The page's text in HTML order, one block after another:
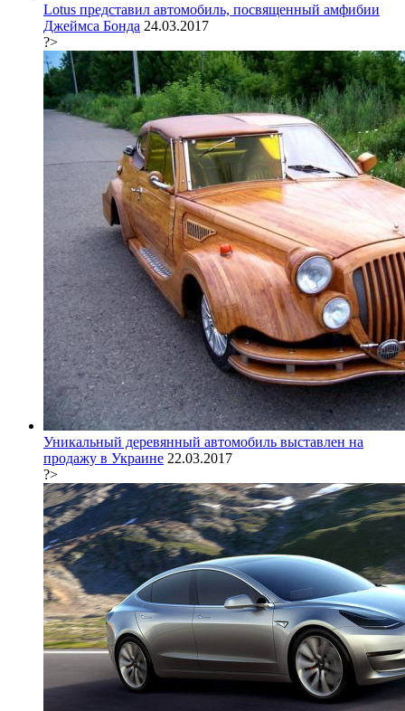
Lotus представил автомобиль, посвященный амфибии
Джеймса Бонда 24.03.2017
?>
Уникальный деревянный автомобиль выставлен на
продажу в Украине 22.03.2017
?>